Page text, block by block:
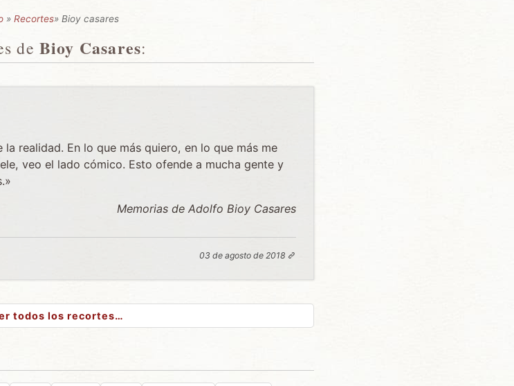
» Recortes» Bioy casares
de Bioy Casares:
realidad. En lo que más quiero, en lo que más me
veo el lado cómico. Esto ofende a mucha gente y
Memorias de Adolfo Bioy Casares
03 de agosto de 2018
todos los recortes…